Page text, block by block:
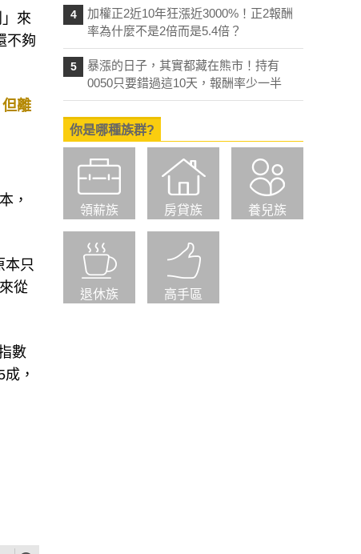
來
不夠
離
，
本只
從
數
，
4
加權正2近10年狂漲近3000%！正2報酬
率為什麼不是2倍而是5.4倍？
5
暴漲的日子，其實都藏在熊市！持有
0050只要錯過這10天，報酬率少一半
你是哪種族群?
領薪族 房貸族 養兒族
退休族 高手區